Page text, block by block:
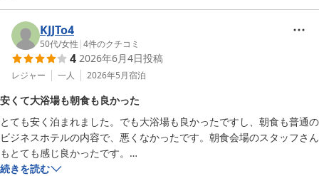
KJJTo4
50代/女性 |4件のクチコミ
4 2026年6月4日投稿
レジャー 一人 2026年5月宿泊
安くて大浴場も朝食も良かった
とても安く泊まれました。でも大浴場も良かったですし、朝食も普通の
ビジネスホテルの内容で、悪くなかったです。朝食会場のスタッフさん
もとても感じ良かったです。
案内を見ないと少し迷子になってしまいそうですが、ご愛嬌で、
続きを読む